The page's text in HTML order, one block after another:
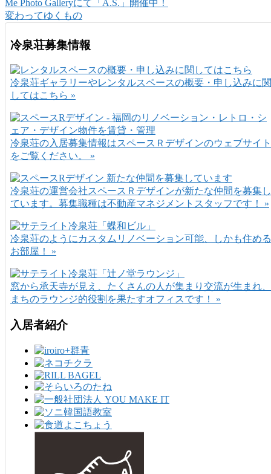
Me Photo Galleryにて「A.S.」開催中！
変わってゆくもの
冷泉荘募集情報
冷泉荘ギャラリーやレンタルスペースの概要・申し込みに関
してはこちら »
冷泉荘の入居募集情報はスペースＲデザインのウェブサイト
をご覧ください。 »
冷泉荘の運営会社スペースＲデザインが新たな仲間を募集し
ています。募集職種は不動産マネジメントスタッフです！ »
冷泉荘のようにカスタムリノベーション可能、しかも住める
お部屋！ »
窓から承天寺が見え、たくさんの人が集まり交流が生まれ、
まちのラウンジ的役割を果たすオフィスです！ »
入居者紹介